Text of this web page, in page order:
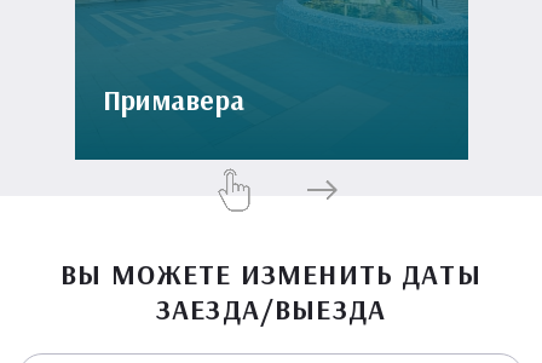
Примавера
ВЫ МОЖЕТЕ ИЗМЕНИТЬ ДАТЫ
ЗАЕЗДА/ВЫЕЗДА